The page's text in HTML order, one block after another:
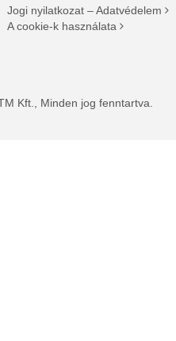
Jogi nyilatkozat – Adatvédelem
A cookie-k használata
Kft., Minden jog fenntartva.